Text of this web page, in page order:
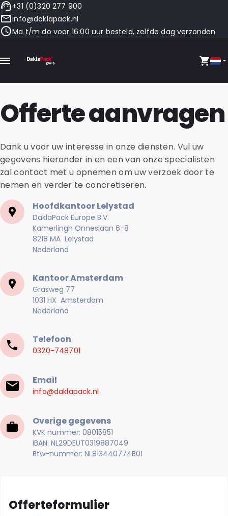
+31 (0)320 277 900
info@daklapack.nl
Ma t/m do voor 16:00 uur besteld, zelfde dag verzonden
Offerte aanvragen
Dank u voor uw interesse in onze diensten. Vul uw
gegevens hieronder in en een van onze specialisten
zal contact met u opnemen om uw verzoek door te
nemen en verder te concretiseren.
Hoofdkantoor Lelystad
DaklaPack Europe B.V.
Kamerlingh Onneslaan 6-8
8218 MA Lelystad
Nederland
Kantoor Amsterdam
Grasweg 77
1031 HX Amsterdam
Nederland
Telefoon
0320-748701
Email
info@daklapack.nl
Overige gegevens
KVK nummer: 08015851
IBAN: NL29DEUT0319887049
Btw-nummer: NL813440774B01
Offerteformulier